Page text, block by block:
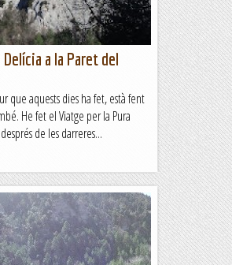
a la Paret del
que aquests dies ha fet, està fent
He fet el Viatge per la Pura
de les darreres...